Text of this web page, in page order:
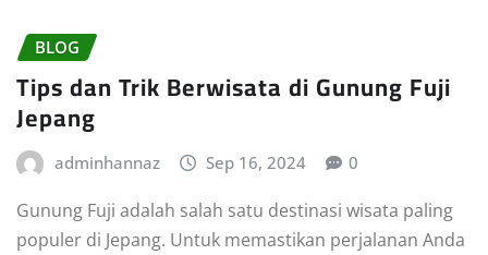
BLOG
Tips dan Trik Berwisata di Gunung Fuji
Jepang
adminhannaz Sep 16, 2024 0
Gunung Fuji adalah salah satu destinasi wisata paling
populer di Jepang. Untuk memastikan perjalanan Anda